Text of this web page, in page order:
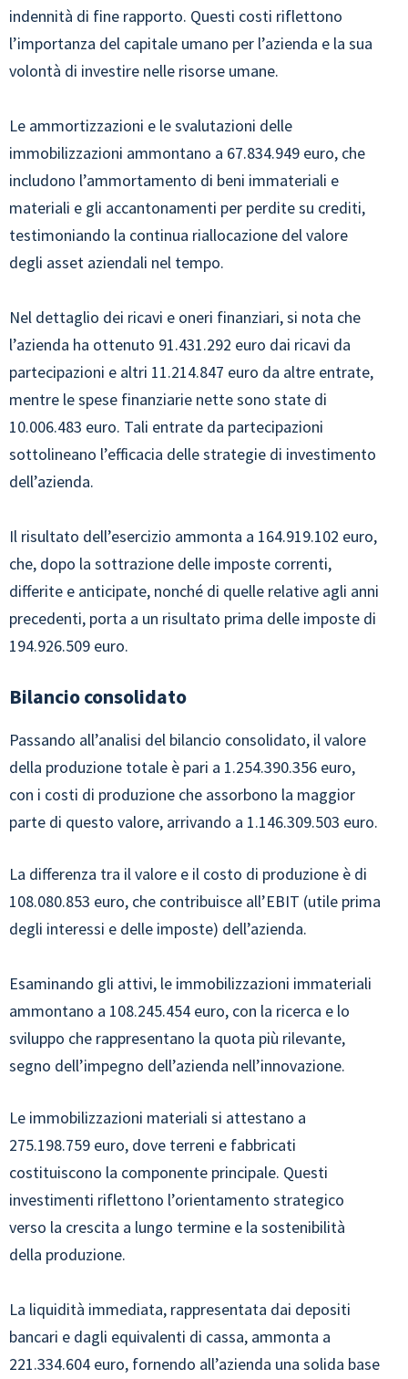
indennità di fine rapporto. Questi costi riflettono
l’importanza del capitale umano per l’azienda e la sua
volontà di investire nelle risorse umane.
Le ammortizzazioni e le svalutazioni delle
immobilizzazioni ammontano a 67.834.949 euro, che
includono l’ammortamento di beni immateriali e
materiali e gli accantonamenti per perdite su crediti,
testimoniando la continua riallocazione del valore
degli asset aziendali nel tempo.
Nel dettaglio dei ricavi e oneri finanziari, si nota che
l’azienda ha ottenuto 91.431.292 euro dai ricavi da
partecipazioni e altri 11.214.847 euro da altre entrate,
mentre le spese finanziarie nette sono state di
10.006.483 euro. Tali entrate da partecipazioni
sottolineano l’efficacia delle strategie di investimento
dell’azienda.
Il risultato dell’esercizio ammonta a 164.919.102 euro,
che, dopo la sottrazione delle imposte correnti,
differite e anticipate, nonché di quelle relative agli anni
precedenti, porta a un risultato prima delle imposte di
194.926.509 euro.
Bilancio consolidato
Passando all’analisi del bilancio consolidato, il valore
della produzione totale è pari a 1.254.390.356 euro,
con i costi di produzione che assorbono la maggior
parte di questo valore, arrivando a 1.146.309.503 euro.
La differenza tra il valore e il costo di produzione è di
108.080.853 euro, che contribuisce all’EBIT (utile prima
degli interessi e delle imposte) dell’azienda.
Esaminando gli attivi, le immobilizzazioni immateriali
ammontano a 108.245.454 euro, con la ricerca e lo
sviluppo che rappresentano la quota più rilevante,
segno dell’impegno dell’azienda nell’innovazione.
Le immobilizzazioni materiali si attestano a
275.198.759 euro, dove terreni e fabbricati
costituiscono la componente principale. Questi
investimenti riflettono l’orientamento strategico
verso la crescita a lungo termine e la sostenibilità
della produzione.
La liquidità immediata, rappresentata dai depositi
bancari e dagli equivalenti di cassa, ammonta a
221.334.604 euro, fornendo all’azienda una solida base